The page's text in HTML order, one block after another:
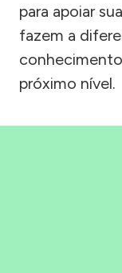
para apoiar
fazem a
próximo nível.